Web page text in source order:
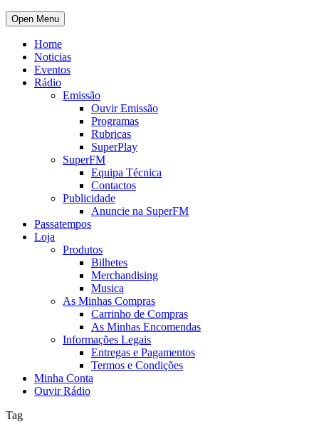
Open Menu
Home
Noticias
Eventos
Rádio
Emissão
Ouvir Emissão
Programas
Rubricas
SuperPlay
SuperFM
Equipa Técnica
Contactos
Publicidade
Anuncie na SuperFM
Passatempos
Loja
Produtos
Bilhetes
Merchandising
Musica
As Minhas Compras
Carrinho de Compras
As Minhas Encomendas
Informações Legais
Entregas e Pagamentos
Termos e Condições
Minha Conta
Ouvir Rádio
Tag